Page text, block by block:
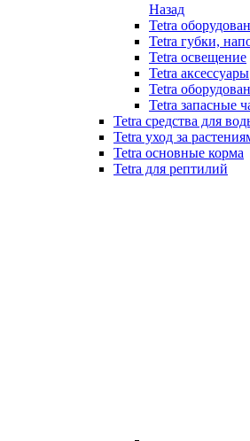
Назад
Tetra
Tetra губки,
Tetra освещение
Tetra аксессуары
Tetra
Tetra запасные
Tetra средства для
Tetra уход за
Tetra основные корма
Tetra для рептилий